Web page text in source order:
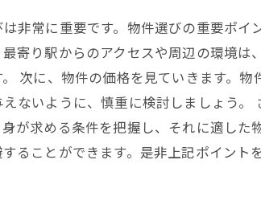
非常に重要です。物件選びの重要ポ
寄り駅からのアクセスや周辺の環境
次に、物件の価格を見ていきます。
ないように、慎重に検討しましょう
が求める条件を把握し、それに適し
ることができます。是非上記ポイント